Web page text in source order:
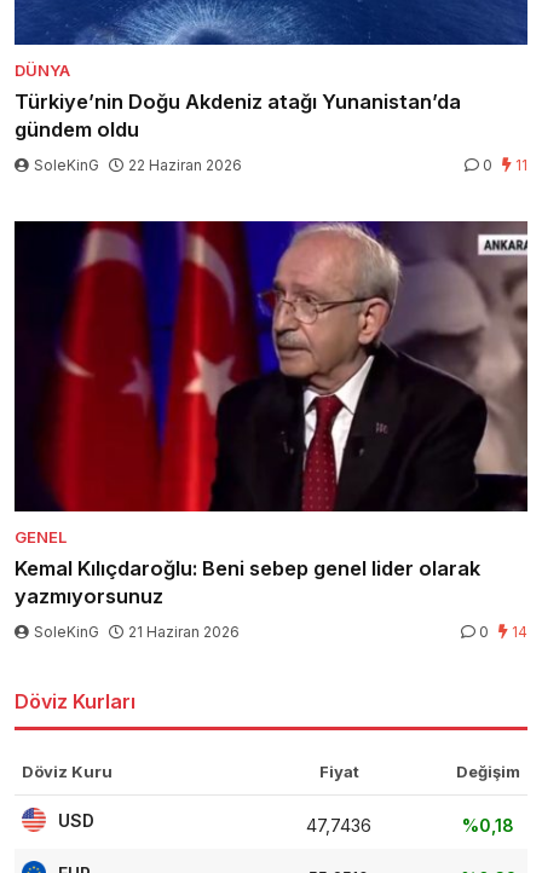
DÜNYA
Türkiye’nin Doğu Akdeniz atağı Yunanistan’da
gündem oldu
SoleKinG 22 Haziran 2026 0 11
GENEL
Kemal Kılıçdaroğlu: Beni sebep genel lider olarak
yazmıyorsunuz
SoleKinG 21 Haziran 2026 0 14
Döviz Kurları
Döviz Kuru Fiyat Değişim
USD 47,7436 %0,18